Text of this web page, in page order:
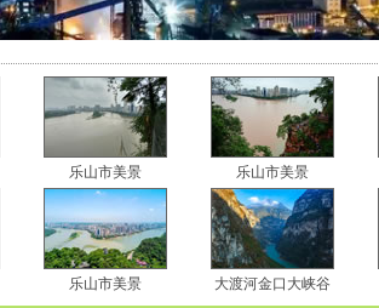
乐山市美景 乐山市美景
乐山市美景 大渡河金口大峡谷